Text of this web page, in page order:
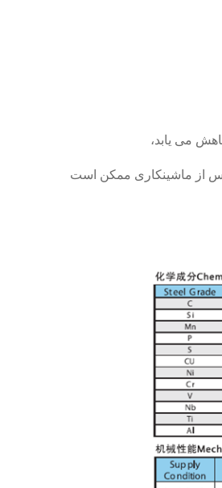
می یابد،
از ماشینکاری ممکن است